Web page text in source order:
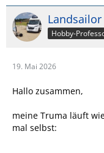
Landsailor
Hobby-
19. Mai 2026
Hallo zusammen,
meine Truma läuft
mal selbst: